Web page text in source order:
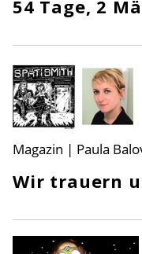
54 Tage, 2
Magazin | Paula
Wir trauern